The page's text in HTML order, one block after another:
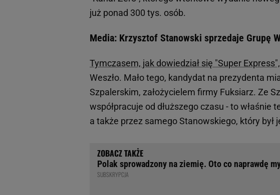
już ponad 300 tys. osób.
Media: Krzysztof Stanowski sprzedaje Grupę
Tymczasem, jak dowiedział się "Super Express",
Weszło. Mało tego, kandydat na prezydenta
Szpalerskim, założycielem firmy Fuksiarz. Ze
współpracuje od dłuższego czasu - to właśnie
a także przez samego Stanowskiego, który
Polak sprowadzony na ziemię. Oto co naprawdę
SUBSKRYPCJA